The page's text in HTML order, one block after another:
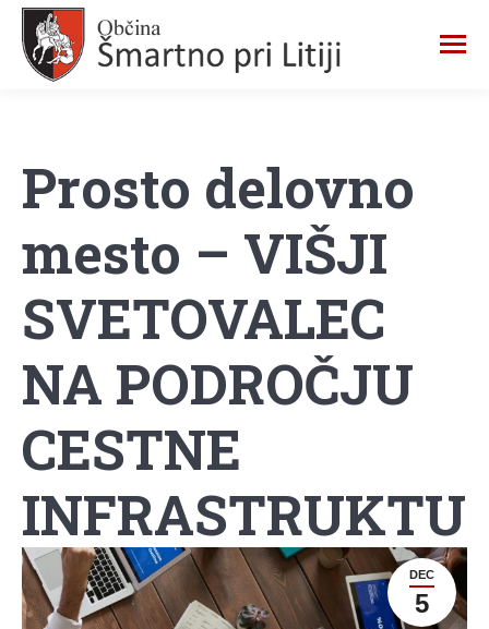
Prosto delovno
mesto – VIŠJI
SVETOVALEC
NA PODROČJU
CESTNE
DEC
5